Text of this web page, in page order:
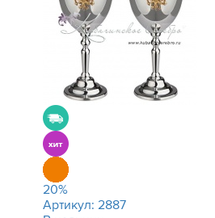
20%
Артикул: 2887